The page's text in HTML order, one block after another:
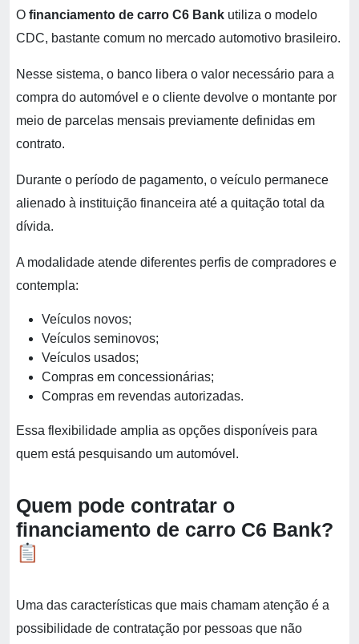
O financiamento de carro C6 Bank utiliza o modelo
CDC, bastante comum no mercado automotivo brasileiro.
Nesse sistema, o banco libera o valor necessário para a
compra do automóvel e o cliente devolve o montante por
meio de parcelas mensais previamente definidas em
contrato.
Durante o período de pagamento, o veículo permanece
alienado à instituição financeira até a quitação total da
dívida.
A modalidade atende diferentes perfis de compradores e
contempla:
Veículos novos;
Veículos seminovos;
Veículos usados;
Compras em concessionárias;
Compras em revendas autorizadas.
Essa flexibilidade amplia as opções disponíveis para
quem está pesquisando um automóvel.
Quem pode contratar o
financiamento de carro C6 Bank?
Uma das características que mais chamam atenção é a
possibilidade de contratação por pessoas que não